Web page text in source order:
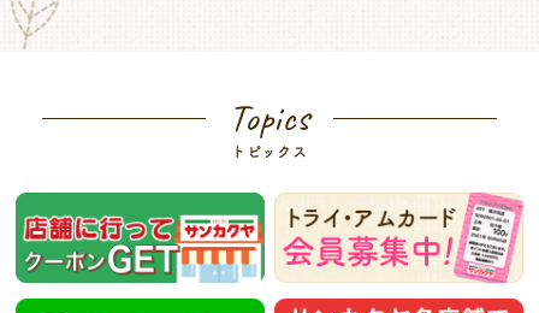
Topics
トピックス